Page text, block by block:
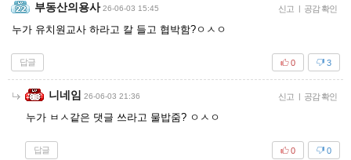
부동산의용사 26-06-03 15:45 신고 | 공감 확인
누가 유치원교사 하라고 칼 들고 협박함?ㅇㅅㅇ
답글 3
0
니네임 26-06-03 21:36 신고 | 공감 확인
누가 ㅂㅅ같은 댓글 쓰라고 물밥줌? ㅇㅅㅇ
답글 0
0